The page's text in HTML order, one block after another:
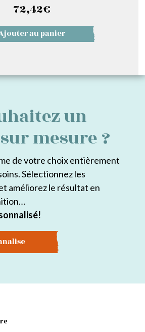
72,42€
au panier
un
mesure ?
de votre choix entièrement
Sélectionnez les
améliorez le résultat en